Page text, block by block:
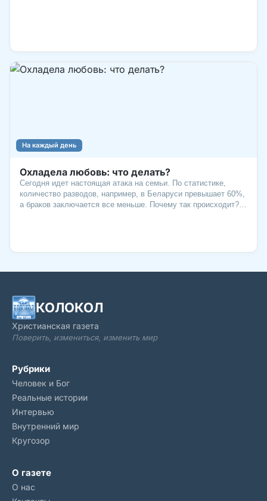
На каждый день
Охладела любовь: что делать?
Сегодня идет настоящая атака на семьи. По статистике,
количество разводов, например, в Беларуси превышает 60%,
а браков заключается все меньше. Почему так происходит?
КОЛОКОЛ
Христианская газета
Поверить, измениться, изменить мир
Рубрики
Человек и Бог
Реальные истории
Интервью
Внутренний мир
Кругозор
О газете
О нас